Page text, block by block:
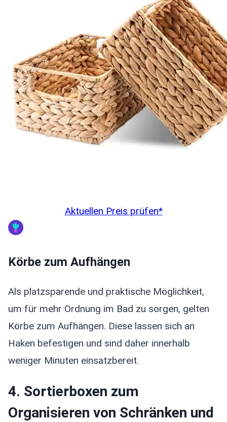
Aktuellen Preis prüfen*
Körbe zum Aufhängen
Als platzsparende und praktische Möglichkeit,
um für mehr Ordnung im Bad zu sorgen, gelten
Körbe zum Aufhängen. Diese lassen sich an
Haken befestigen und sind daher innerhalb
weniger Minuten einsatzbereit.
4. Sortierboxen zum
Organisieren von Schränken und